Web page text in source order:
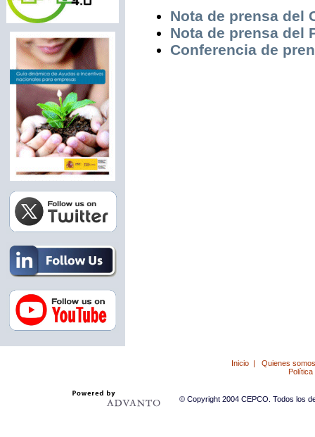
Nota de prensa del
Nota de prensa del
Conferencia de
Inicio | Quienes somos
Política
© Copyright 2004 CEPCO. Todos los